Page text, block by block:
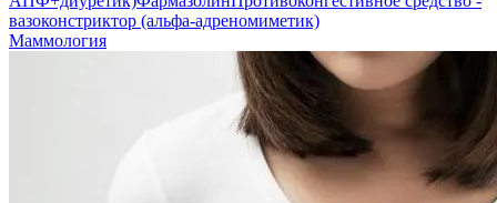
вазоконстриктор (альфа-адреномиметик)
Маммология